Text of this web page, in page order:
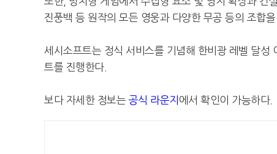
진풍백 등 원작의 모든 영웅과 다양한 무공 등의 조합
세시소프트는 정식 서비스를 기념해 한비광 레벨 달성
트를 진행한다.
보다 자세한 정보는 공식 라운지 에서 확인이 가능하다.